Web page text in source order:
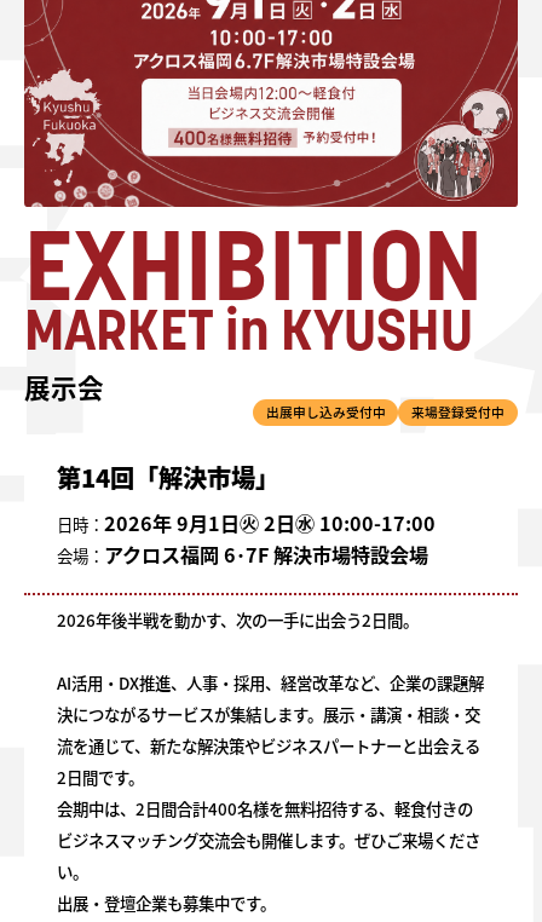
EXHIBITION
MARKET in KYUSHU
展示会
出展申し込み受付中 来場登録受付中
第14回「解決市場」
日時：2026年 9月1日㊋ 2日㊌ 10:00-17:00
会場： アクロス福岡 6･7F 解決市場特設会場
2026年後半戦を動かす、次の一手に出会う2日間。
AI活用・DX推進、人事・採用、経営改革など、企業の課題解
決につながるサービスが集結します。展示・講演・相談・交
流を通じて、新たな解決策やビジネスパートナーと出会える
2日間です。
会期中は、2日間合計400名様を無料招待する、軽食付きの
ビジネスマッチング交流会も開催します。ぜひご来場くださ
い。
出展・登壇企業も募集中です。